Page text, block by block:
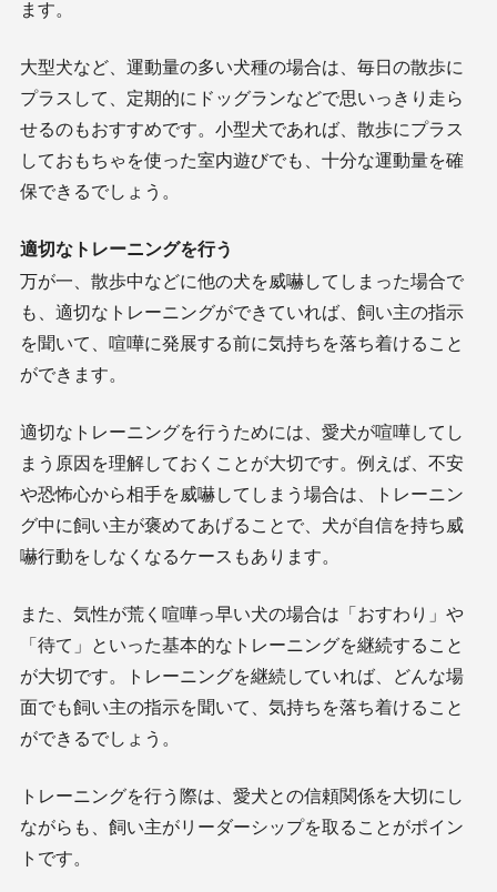
ます。
大型犬など、運動量の多い犬種の場合は、毎日の散歩に
プラスして、定期的にドッグランなどで思いっきり走ら
せるのもおすすめです。小型犬であれば、散歩にプラス
しておもちゃを使った室内遊びでも、十分な運動量を確
保できるでしょう。
適切なトレーニングを行う
万が一、散歩中などに他の犬を威嚇してしまった場合で
も、適切なトレーニングができていれば、飼い主の指示
を聞いて、喧嘩に発展する前に気持ちを落ち着けること
ができます。
適切なトレーニングを行うためには、愛犬が喧嘩してし
まう原因を理解しておくことが大切です。例えば、不安
や恐怖心から相手を威嚇してしまう場合は、トレーニン
グ中に飼い主が褒めてあげることで、犬が自信を持ち威
嚇行動をしなくなるケースもあります。
また、気性が荒く喧嘩っ早い犬の場合は「おすわり」や
「待て」といった基本的なトレーニングを継続すること
が大切です。トレーニングを継続していれば、どんな場
面でも飼い主の指示を聞いて、気持ちを落ち着けること
ができるでしょう。
トレーニングを行う際は、愛犬との信頼関係を大切にし
ながらも、飼い主がリーダーシップを取ることがポイン
トです。